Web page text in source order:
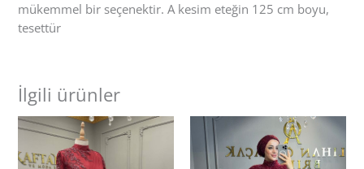
mükemmel bir seçenektir. A kesim eteğin 125 cm boyu,
tesettür
İlgili ürünler